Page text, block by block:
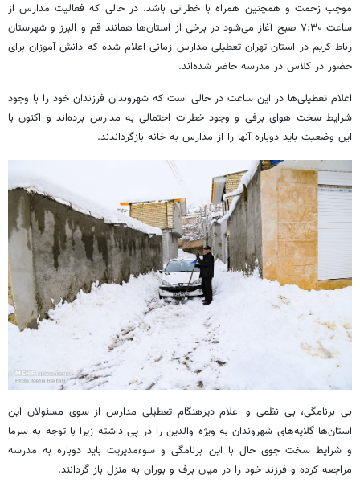
موجب زحمت و همچنین همراه با خطراتی باشد. در حالی که فعالیت مدارس از
ساعت ۷:۳۰ صبح آغاز می‌شود در برخی از استان‌ها همانند قم و البرز و شهرستان
رباط کریم در استان تهران تعطیلی مدارس زمانی اعلام شده که دانش آموزان برای
حضور در کلاس در مدرسه حاضر شده‌اند.
اعلام تعطیلی‌ها در این ساعت در حالی است که شهروندان فرزندان خود را با وجود
شرایط سخت هوای برفی و وجود خطرات احتمالی به مدارس برده‌اند و اکنون با
این وضعیت باید دوباره آنها را از مدارس به خانه بازگرداندند.
بی برنامگی، بی نظمی و اعلام دیرهنگام تعطیلی مدارس از سوی مسئولان این
استان‌ها گلایه‌های شهروندان به ویژه والدین را در پی داشته زیرا با توجه به سرما
و شرایط سخت جوی حال با این برنامگی و سوءمدیریت باید دوباره به مدرسه
مراجعه کرده و فرزند خود را در میان برف و بوران به منزل باز گردانند.